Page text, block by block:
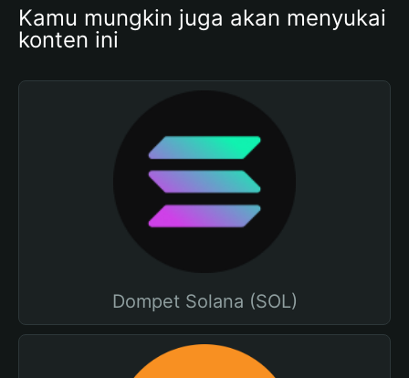
Kamu mungkin juga akan menyukai
konten ini
Dompet Solana (SOL)